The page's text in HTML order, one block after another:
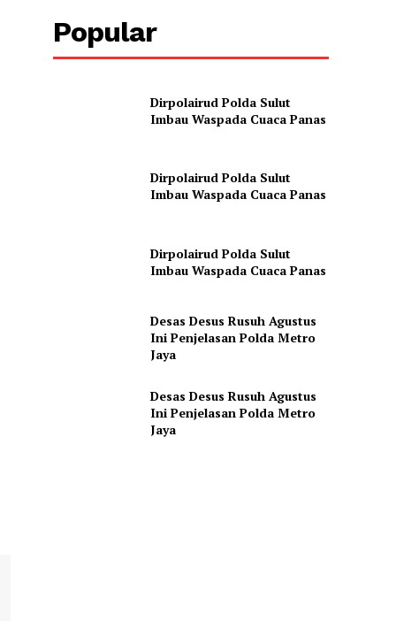
Popular
Dirpolairud Polda Sulut
Imbau Waspada Cuaca Panas
Dirpolairud Polda Sulut
Imbau Waspada Cuaca Panas
Dirpolairud Polda Sulut
Imbau Waspada Cuaca Panas
Desas Desus Rusuh Agustus
Ini Penjelasan Polda Metro
Jaya
Desas Desus Rusuh Agustus
Ini Penjelasan Polda Metro
Jaya